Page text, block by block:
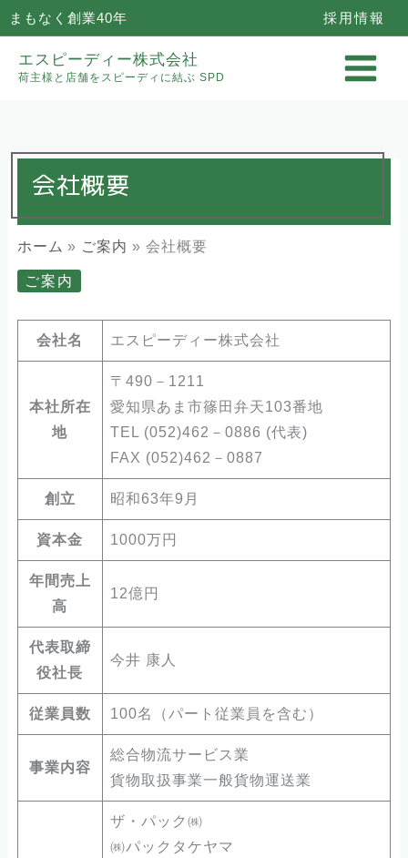
内
容
まもなく創業40年 採用情報
エスピーディー株式会社
荷主様と店舗をスピーディに結ぶ SPD
会社概要
ホーム ご案内 会社概要
ご案内
会社名 エスピーディー株式会社
本社所在
地
〒490－1211
愛知県あま市篠田弁天103番地
TEL (052)462－0886 (代表)
FAX (052)462－0887
創立 昭和63年9月
資本金 1000万円
年間売上
高
12億円
代表取締
役社長
今井 康人
従業員数 100名（パート従業員を含む）
事業内容
総合物流サービス業
貨物取扱事業一般貨物運送業
ザ・パック㈱
㈱パックタケヤマ